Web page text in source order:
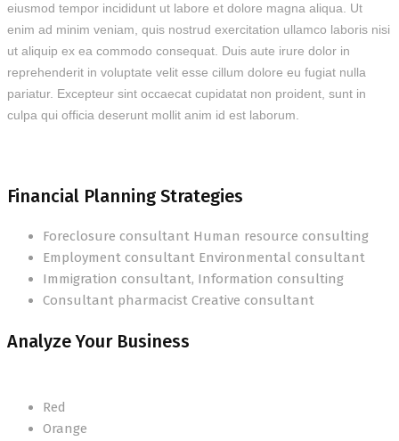
eiusmod tempor incididunt ut labore et dolore magna aliqua. Ut
enim ad minim veniam, quis nostrud exercitation ullamco laboris nisi
ut aliquip ex ea commodo consequat. Duis aute irure dolor in
reprehenderit in voluptate velit esse cillum dolore eu fugiat nulla
pariatur. Excepteur sint occaecat cupidatat non proident, sunt in
culpa qui officia deserunt mollit anim id est laborum.
Financial Planning Strategies
Foreclosure consultant Human resource consulting
Employment consultant Environmental consultant
Immigration consultant, Information consulting
Consultant pharmacist Creative consultant
Analyze Your Business
Red
Orange